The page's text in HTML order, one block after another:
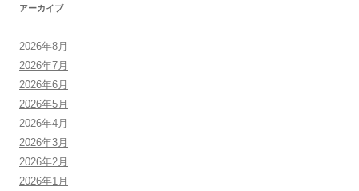
アーカイブ
2026年8月
2026年7月
2026年6月
2026年5月
2026年4月
2026年3月
2026年2月
2026年1月